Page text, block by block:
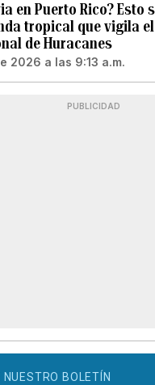
en Puerto Rico? Esto
tropical que vigila el
de Huracanes
2026 a las 9:13 a.m.
PUBLICIDAD
NUESTRO BOLETÍN